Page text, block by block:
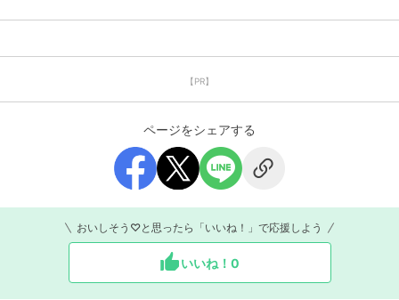
【PR】
ページをシェアする
おいしそう♡と思ったら「いいね！」で応援しよう
いいね！ 0